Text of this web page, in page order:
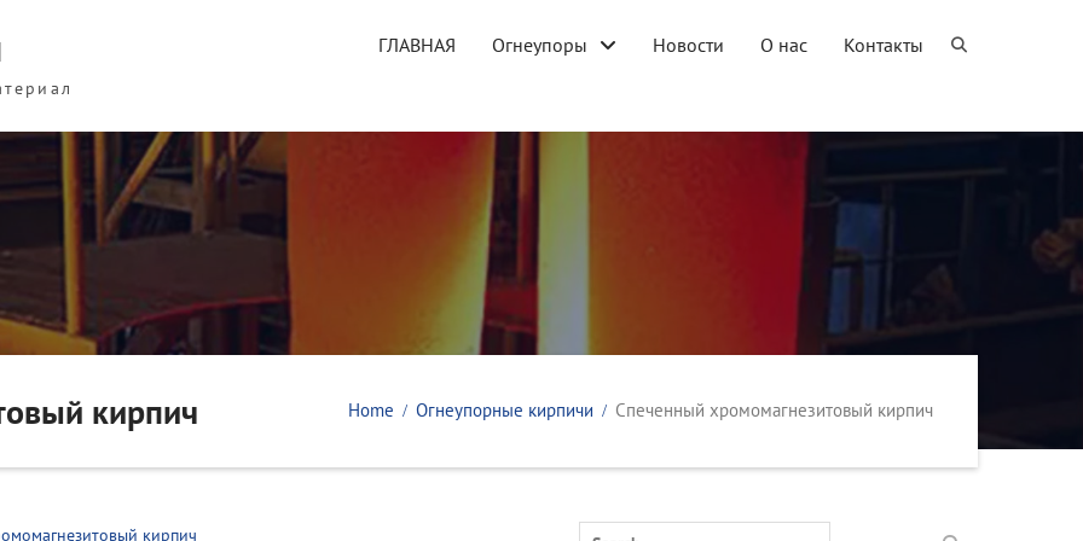
ГЛАВНАЯ Огнеупоры Новости О нас Контакты
кирпич Home Огнеупорные кирпичи Спеченный хромомагнезитовый кирпич
кирпич
Search